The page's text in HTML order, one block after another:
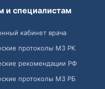
и специалистам
кабинет врача
протоколы МЗ РК
рекомендации РФ
протоколы МЗ РБ